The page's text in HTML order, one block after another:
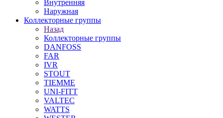
Внутренняя
Наружная
Коллекторные группы
Назад
Коллекторные группы
DANFOSS
FAR
IVR
STOUT
TIEMME
UNI-FITT
VALTEC
WATTS